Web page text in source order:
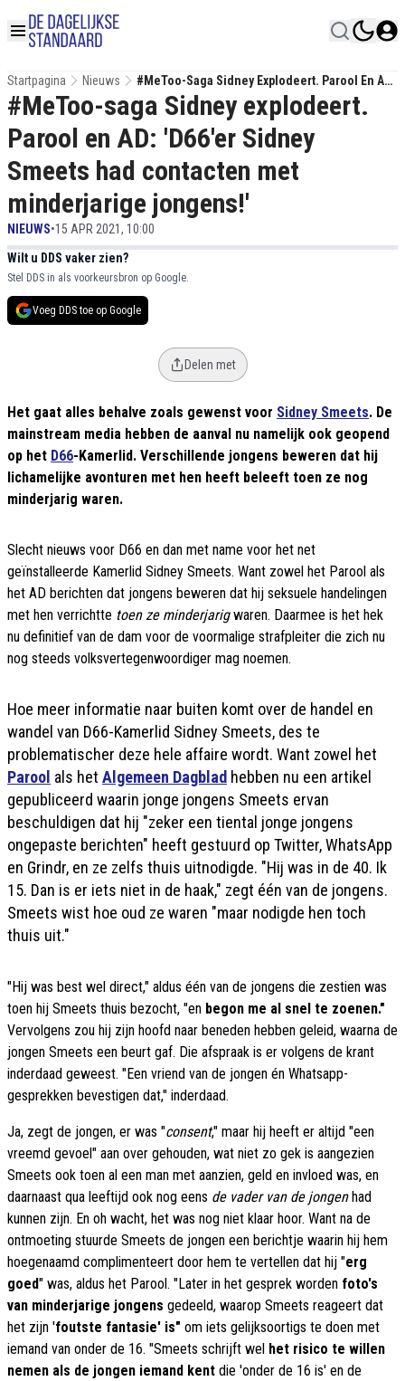
Startpagina Nieuws
#MeToo-Saga Sidney Explodeert. Parool En AD:
'D66'er Sidney Smeets Had Contacten Met
Minderjarige Jongens!'
#MeToo-saga Sidney explodeert.
Parool en AD: 'D66'er Sidney
Smeets had contacten met
minderjarige jongens!'
NIEUWS•15 APR 2021, 10:00
Wilt u DDS vaker zien?
Stel DDS in als voorkeursbron op Google.
Voeg DDS toe op Google
Delen met
Het gaat alles behalve zoals gewenst voor Sidney Smeets. De
mainstream media hebben de aanval nu namelijk ook geopend
op het D66-Kamerlid. Verschillende jongens beweren dat hij
lichamelijke avonturen met hen heeft beleeft toen ze nog
minderjarig waren.
Slecht nieuws voor D66 en dan met name voor het net
geïnstalleerde Kamerlid Sidney Smeets. Want zowel het Parool als
het AD berichten dat jongens beweren dat hij seksuele handelingen
met hen verrichtte toen ze minderjarigwaren. Daarmee is het hek
nu definitief van de dam voor de voormalige strafpleiter die zich nu
nog steeds volksvertegenwoordiger mag noemen.
Hoe meer informatie naar buiten komt over de handel en
wandel van D66-Kamerlid Sidney Smeets, des te
problematischer deze hele affaire wordt. Want zowel het
Parool als het Algemeen Dagblad hebben nu een artikel
gepubliceerd waarin jonge jongens Smeets ervan
beschuldigen dat hij "zeker een tiental jonge jongens
ongepaste berichten" heeft gestuurd op Twitter, WhatsApp
en Grindr, en ze zelfs thuis uitnodigde. "Hij was in de 40. Ik
15. Dan is er iets niet in de haak," zegt één van de jongens.
Smeets wist hoe oud ze waren "maar nodigde hen toch
thuis uit."
"Hij was best wel direct," aldus één van de jongens die zestien was
toen hij Smeets thuis bezocht, "en begon me al snel te zoenen."
Vervolgens zou hij zijn hoofd naar beneden hebben geleid, waarna de
jongen Smeets een beurt gaf. Die afspraak is er volgens de krant
inderdaad geweest. "Een vriend van de jongen én Whatsapp-
gesprekken bevestigen dat," inderdaad.
Ja, zegt de jongen, er was "consent," maar hij heeft er altijd "een
vreemd gevoel" aan over gehouden, wat niet zo gek is aangezien
Smeets ook toen al een man met aanzien, geld en invloed was, en
daarnaast qua leeftijd ook nog eens de vader van de jongenhad
kunnen zijn. En oh wacht, het was nog niet klaar hoor. Want na de
ontmoeting stuurde Smeets de jongen een berichtje waarin hij hem
hoegenaamd complimenteert door hem te vertellen dat hij "erg
goed" was, aldus het Parool. "Later in het gesprek worden foto's
van minderjarige jongens gedeeld, waarop Smeets reageert dat
het zijn 'foutste fantasie' is" om iets gelijksoortigs te doen met
iemand van onder de 16. "Smeets schrijft wel het risico te willen
nemen als de jongen iemand kent die 'onder de 16 is' en de